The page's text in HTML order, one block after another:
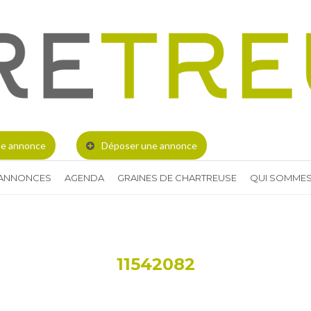
annonce Déposer une annonce
AGENDA GRAINES DE CHARTREUSE QUI
11542082